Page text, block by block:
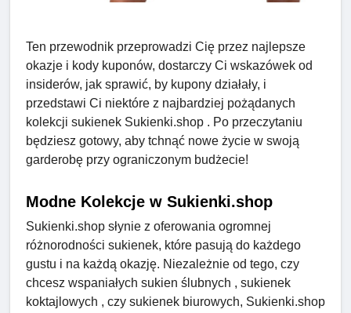
Ten przewodnik przeprowadzi Cię przez najlepsze
okazje i kody kuponów, dostarczy Ci wskazówek od
insiderów, jak sprawić, by kupony działały, i
przedstawi Ci niektóre z najbardziej pożądanych
kolekcji sukienek Sukienki.shop . Po przeczytaniu
będziesz gotowy, aby tchnąć nowe życie w swoją
garderobę przy ograniczonym budżecie!
Modne Kolekcje w Sukienki.shop
Sukienki.shop słynie z oferowania ogromnej
różnorodności sukienek, które pasują do każdego
gustu i na każdą okazję. Niezależnie od tego, czy
chcesz wspaniałych sukien ślubnych , sukienek
koktajlowych , czy sukienek biurowych, Sukienki.shop